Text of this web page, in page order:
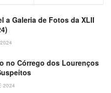
a Galeria de Fotos da XLII
no Córrego dos Lourenços
2024